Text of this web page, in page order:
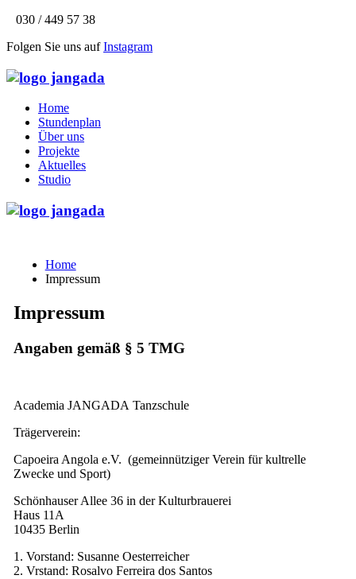
030 / 449 57 38
Folgen Sie uns aufInstagram
Home
Stundenplan
Über uns
Projekte
Aktuelles
Studio
Home
Impressum
Impressum
Angaben gemäß § 5 TMG
Academia JANGADA Tanzschule
Trägerverein:
Capoeira Angola e.V. (gemeinnütziger Verein für kultrelle
Zwecke und Sport)
Schönhauser Allee 36 in der Kulturbrauerei
Haus 11A
10435 Berlin
1. Vorstand: Susanne Oesterreicher
2. Vrstand: Rosalvo Ferreira dos Santos